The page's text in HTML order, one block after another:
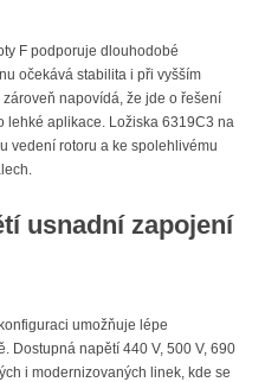
F podporuje dlouhodobé
očekává stabilita i při vyšším
napovídá, že jde o řešení
lehké aplikace. Ložiska 6319C3 na
vedení rotoru a ke spolehlivému
usnadní zapojení
umožňuje lépe
Dostupná napětí 440 V, 500 V, 690
i modernizovaných linek, kde se